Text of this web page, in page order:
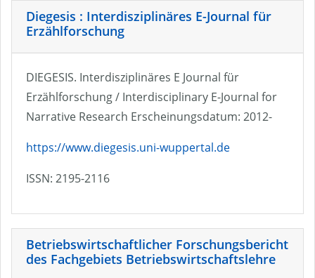
Diegesis : Interdisziplinäres E-Journal für
Erzählforschung
DIEGESIS. Interdisziplinäres E Journal für
Erzählforschung / Interdisciplinary E-Journal for
Narrative Research Erscheinungsdatum: 2012-
https://www.diegesis.uni-wuppertal.de
ISSN: 2195-2116
Betriebswirtschaftlicher Forschungsbericht
des Fachgebiets Betriebswirtschaftslehre